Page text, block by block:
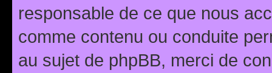
responsable de ce que nous
comme contenu ou conduite
au sujet de phpBB, merci de